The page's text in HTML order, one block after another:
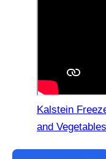
Kalstein
and